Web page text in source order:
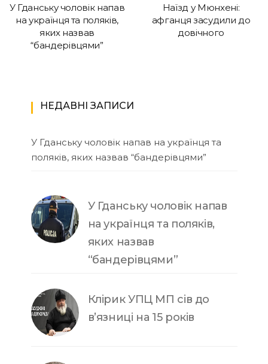
У Гданську чоловік напав
на українця та поляків,
яких назвав
“бандерівцями”
Наїзд у Мюнхені:
афганця засудили до
довічного
НЕДАВНІ ЗАПИСИ
У Гданську чоловік напав на українця та
поляків, яких назвав “бандерівцями”
У Гданську чоловік напав
на українця та поляків,
яких назвав
“бандерівцями”
Клірик УПЦ МП сів до
в’язниці на 15 років